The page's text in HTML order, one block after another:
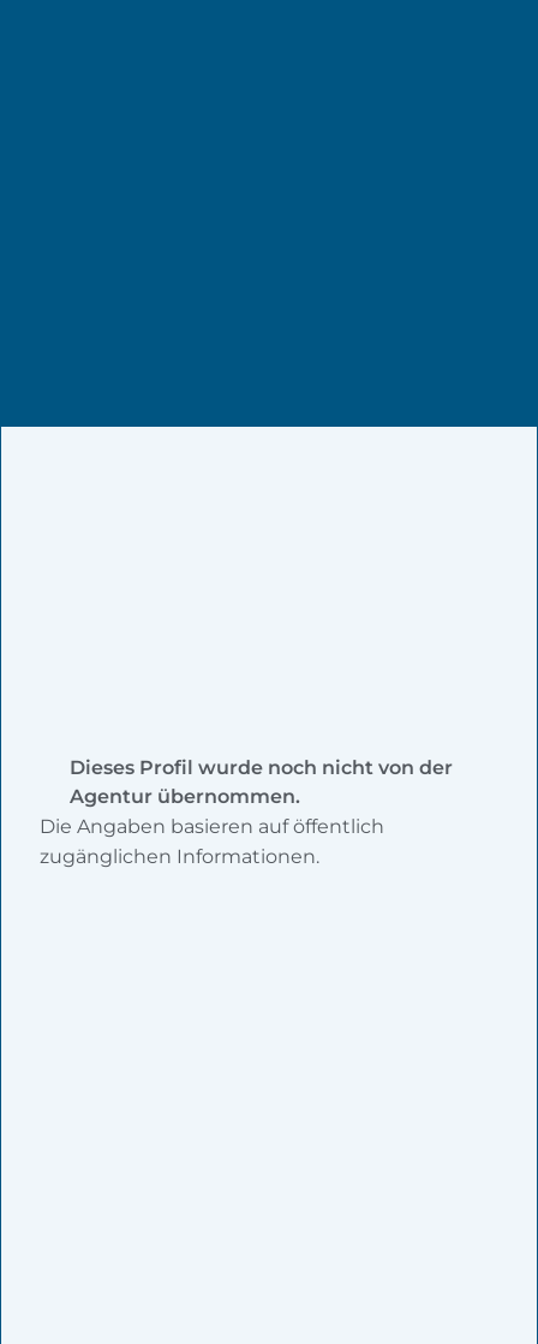
Dieses Profil wurde noch nicht von der
Agentur übernommen.
Die Angaben basieren auf öffentlich
zugänglichen Informationen.